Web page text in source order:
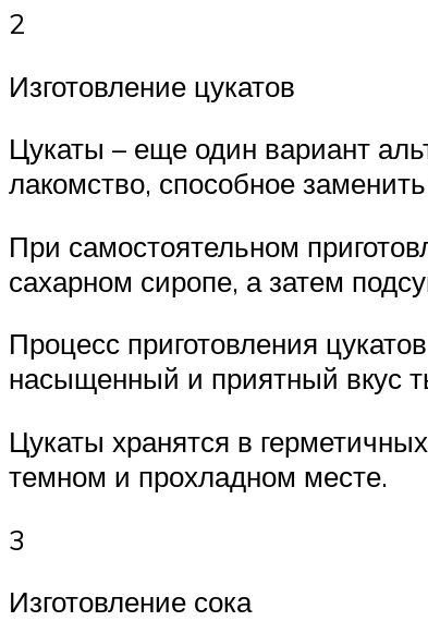
2
Изготовление цукатов
Цукаты – еще один вариант
лакомство, способное
При самостоятельном
сахарном сиропе, а затем
Процесс приготовления
насыщенный и приятный вкус
Цукаты хранятся в
темном и прохладном месте.
3
Изготовление сока